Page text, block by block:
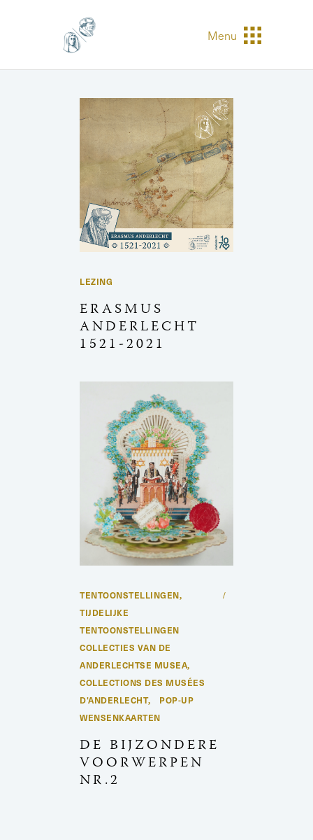
Menu
LEZING
ERASMUS
ANDERLECHT
1521-2021
TENTOONSTELLINGEN,
TIJDELIJKE
TENTOONSTELLINGEN
COLLECTIES VAN DE
ANDERLECHTSE MUSEA,
COLLECTIONS DES MUSÉES
D'ANDERLECHT, POP-UP
WENSENKAARTEN
DE BIJZONDERE
VOORWERPEN
NR.2